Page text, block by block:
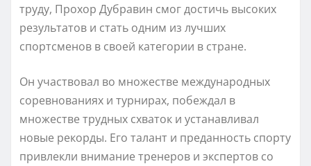
труду, Прохор Дубравин смог достичь высоких
результатов и стать одним из лучших
спортсменов в своей категории в стране.
Он участвовал во множестве международных
соревнованиях и турнирах, побеждал в
множестве трудных схваток и устанавливал
новые рекорды. Его талант и преданность спорту
привлекли внимание тренеров и экспертов со